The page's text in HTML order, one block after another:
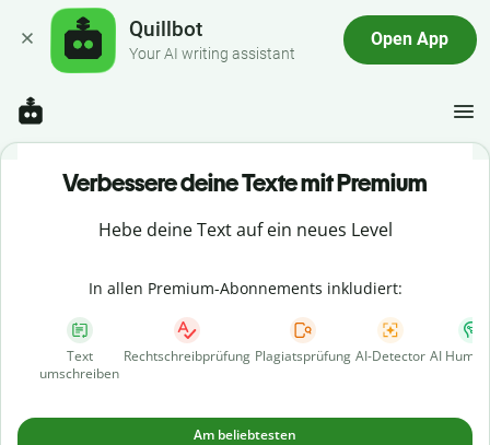
Quillbot
Your AI writing assistant
Open App
Verbessere deine Texte mit Premium
Hebe deine Text auf ein neues Level
In allen Premium-Abonnements inkludiert:
Text
umschreiben
Rechtschreibprüfung Plagiatsprüfung AI-Detector AI
Am beliebtesten